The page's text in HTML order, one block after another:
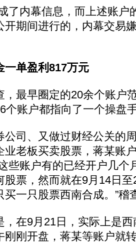
内幕信息，而上述账户
开期间进行的，内幕交易
一单盈利817万元
最早圈定的20余个账户
个账户都指向了一个操盘
司、又做过财经公关的
业老板买卖股票，蒋某账
些账户有的已经开户几个
股票，然而就在9月14日
一只股票西南合成。”稽
在9月21日，实际上是西
刚刚开盘，蒋某等账户就